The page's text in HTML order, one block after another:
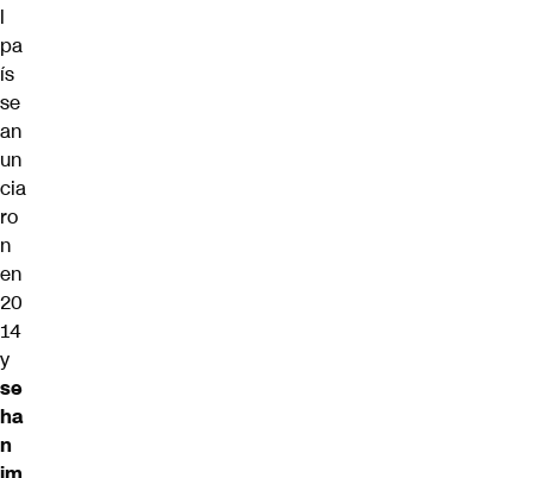
l
pa
ís
se
an
un
cia
ro
n
en
20
14
y
se
ha
n